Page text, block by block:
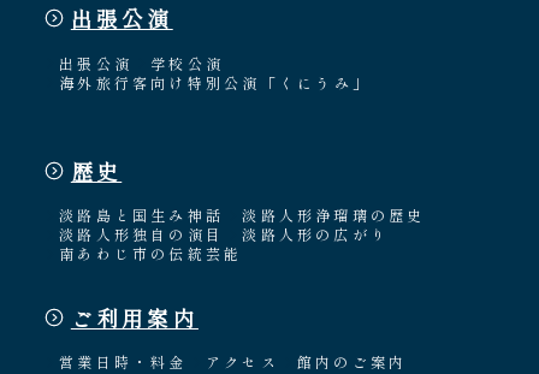
出張公演
出張公演
学校公演
海外旅行客向け特別公演「くにうみ」
歴史
淡路島と国生み神話
淡路人形浄瑠璃の歴史
淡路人形独自の演目
淡路人形の広がり
南あわじ市の伝統芸能
ご利用案内
営業日時・料金 アクセス 館内のご案内